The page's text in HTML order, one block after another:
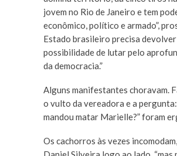
jovem no Rio de Janeiro e tem
econômico, político e armado”,
Estado brasileiro precisa
possibilidade de lutar pelo
da democracia.”
Alguns manifestantes choravam.
o vulto da vereadora e a pergunta:
mandou matar Marielle?” foram
Os cachorros às vezes